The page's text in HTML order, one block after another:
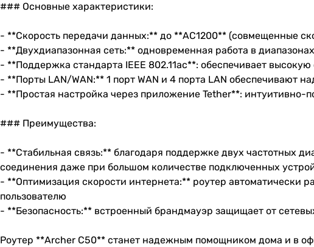
### Основные характеристики:
- **Скорость передачи данных:** до **AC1200** (совмещенные
- **Двухдиапазонная сеть:** одновременная работа в
- **Поддержка стандарта IEEE 802.11ac**: обеспечивает
- **Порты LAN/WAN:** 1 порт WAN и 4 порта LAN обеспечивают
- **Простая настройка через приложение Tether**:
### Преимущества:
- **Стабильная связь:** благодаря поддержке двух частотных
соединения даже при большом количестве подключенных
- **Оптимизация скорости интернета:** роутер автоматически
пользователю
- **Безопасность:** встроенный брандмауэр защищает от
Роутер **Archer C50** станет надежным помощником дома и в